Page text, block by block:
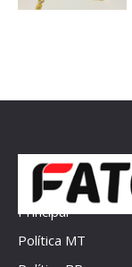
Principal
Política MT